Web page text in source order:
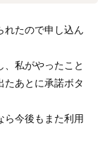
れたので申し込ん
私がやったこと
たあとに承諾ボタ
ら今後もまた利用